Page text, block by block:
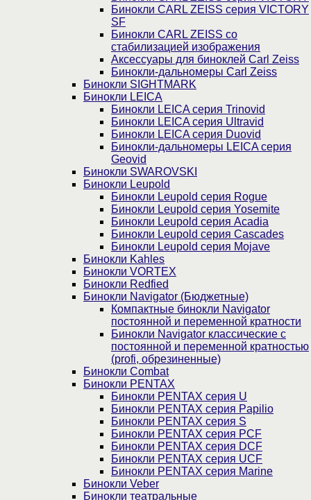
Бинокли CARL ZEISS серия VICTORY
SF
Бинокли CARL ZEISS со
стабилизацией изображения
Аксессуары для биноклей Carl Zeiss
Бинокли-дальномеры Carl Zeiss
Бинокли SIGHTMARK
Бинокли LEICA
Бинокли LEICA серия Trinovid
Бинокли LEICA серия Ultravid
Бинокли LEICA серия Duovid
Бинокли-дальномеры LEICA серия
Geovid
Бинокли SWAROVSKI
Бинокли Leupold
Бинокли Leupold серия Rogue
Бинокли Leupold серия Yosemite
Бинокли Leupold серия Acadia
Бинокли Leupold серия Cascades
Бинокли Leupold серия Mojave
Бинокли Kahles
Бинокли VORTEX
Бинокли Redfied
Бинокли Navigator (Бюджетные)
Компактные бинокли Navigator
постоянной и переменной кратности
Бинокли Navigator классические с
постоянной и переменной кратностью
(profi, обрезиненные)
Бинокли Combat
Бинокли PENTAX
Бинокли PENTAX серия U
Бинокли PENTAX серия Papilio
Бинокли PENTAX серия S
Бинокли PENTAX серия PCF
Бинокли PENTAX серия DCF
Бинокли PENTAX серия UCF
Бинокли PENTAX серия Marine
Бинокли Veber
Бинокли театральные